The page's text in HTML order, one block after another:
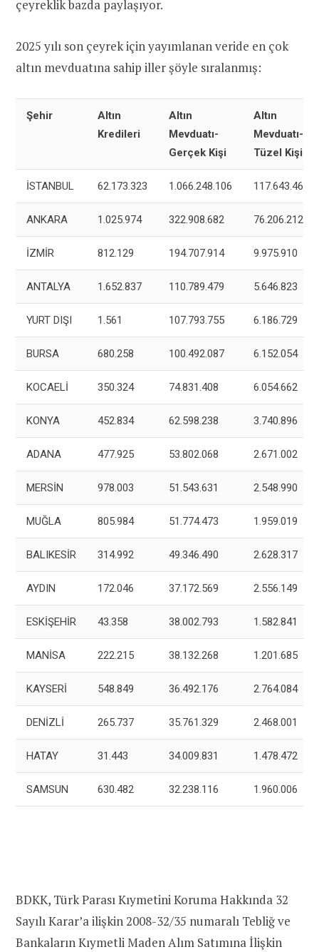
çeyreklik bazda paylaşıyor.
2025 yılı son çeyrek için yayımlanan veride en çok
altın mevduatına sahip iller şöyle sıralanmış:
Şehir
Altın
Kredileri
Altın
Mevduatı-
Gerçek Kişi
Altın
Mevduatı-
Tüzel Kişi
İSTANBUL 62.173.323 1.066.248.106 117.643.461
ANKARA 1.025.974 322.908.682 76.206.212
İZMİR 812.129 194.707.914 9.975.910
ANTALYA 1.652.837 110.789.479 5.646.823
YURT DIŞI 1.561 107.793.755 6.186.729
BURSA 680.258 100.492.087 6.152.054
KOCAELİ 350.324 74.831.408 6.054.662
KONYA 452.834 62.598.238 3.740.896
ADANA 477.925 53.802.068 2.671.002
MERSİN 978.003 51.543.631 2.548.990
MUĞLA 805.984 51.774.473 1.959.019
BALIKESİR 314.992 49.346.490 2.628.317
AYDIN 172.046 37.172.569 2.556.149
ESKİŞEHİR 43.358 38.002.793 1.582.841
MANİSA 222.215 38.132.268 1.201.685
KAYSERİ 548.849 36.492.176 2.764.084
DENİZLİ 265.737 35.761.329 2.468.001
HATAY 31.443 34.009.831 1.478.472
SAMSUN 630.482 32.238.116 1.960.006
BDKK, Türk Parası Kıymetini Koruma Hakkında 32
Sayılı Karar’a ilişkin 2008-32/35 numaralı Tebliğ ve
Bankaların Kıymetli Maden Alım Satımına İlişkin